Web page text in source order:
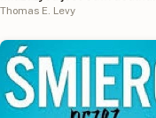
Thomas E. Levy